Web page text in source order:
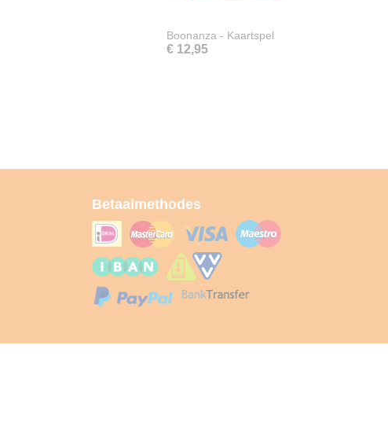
Boonanza - Kaartspel
€ 12,95
Betaalmethodes